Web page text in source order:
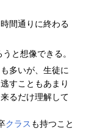
間通りに終わる
と想像できる。
多いが、生徒に
すこともあまり
るだけ理解して
クラス も持つこと